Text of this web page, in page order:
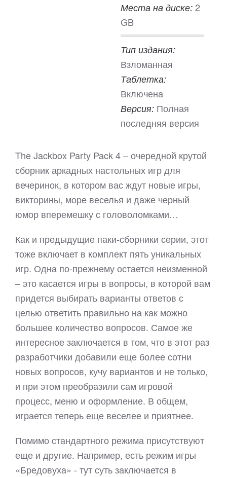
Места на диске: 2
GB
Тип издания:
Взломанная
Таблетка:
Включена
Версия: Полная
последняя версия
The Jackbox Party Pack 4 – очередной крутой
сборник аркадных настольных игр для
вечеринок, в котором вас ждут новые игры,
викторины, море веселья и даже черный
юмор вперемешку с головоломками…
Как и предыдущие паки-сборники серии, этот
тоже включает в комплект пять уникальных
игр. Одна по-прежнему остается неизменной
– это касается игры в вопросы, в которой вам
придется выбирать варианты ответов с
целью ответить правильно на как можно
большее количество вопросов. Самое же
интересное заключается в том, что в этот раз
разработчики добавили еще более сотни
новых вопросов, кучу вариантов и не только,
и при этом преобразили сам игровой
процесс, меню и оформление. В общем,
играется теперь еще веселее и приятнее.
Помимо стандартного режима присутствуют
еще и другие. Например, есть режим игры
«Бредовуха» - тут суть заключается в